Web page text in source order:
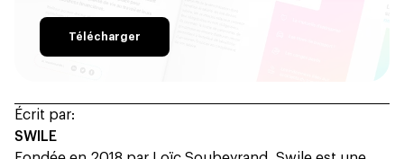
Télécharger
Écrit par:
SWILE